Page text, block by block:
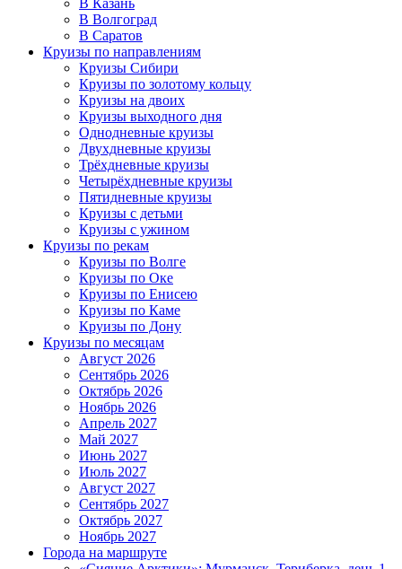
В Казань
В Волгоград
В Саратов
Круизы по направлениям
Круизы Сибири
Круизы по золотому кольцу
Круизы на двоих
Круизы выходного дня
Однодневные круизы
Двухдневные круизы
Трёхдневные круизы
Четырёхдневные круизы
Пятидневные круизы
Круизы с детьми
Круизы с ужином
Круизы по рекам
Круизы по Волге
Круизы по Оке
Круизы по Енисею
Круизы по Каме
Круизы по Дону
Круизы по месяцам
Август 2026
Сентябрь 2026
Октябрь 2026
Ноябрь 2026
Апрель 2027
Май 2027
Июнь 2027
Июль 2027
Август 2027
Сентябрь 2027
Октябрь 2027
Ноябрь 2027
Города на маршруте